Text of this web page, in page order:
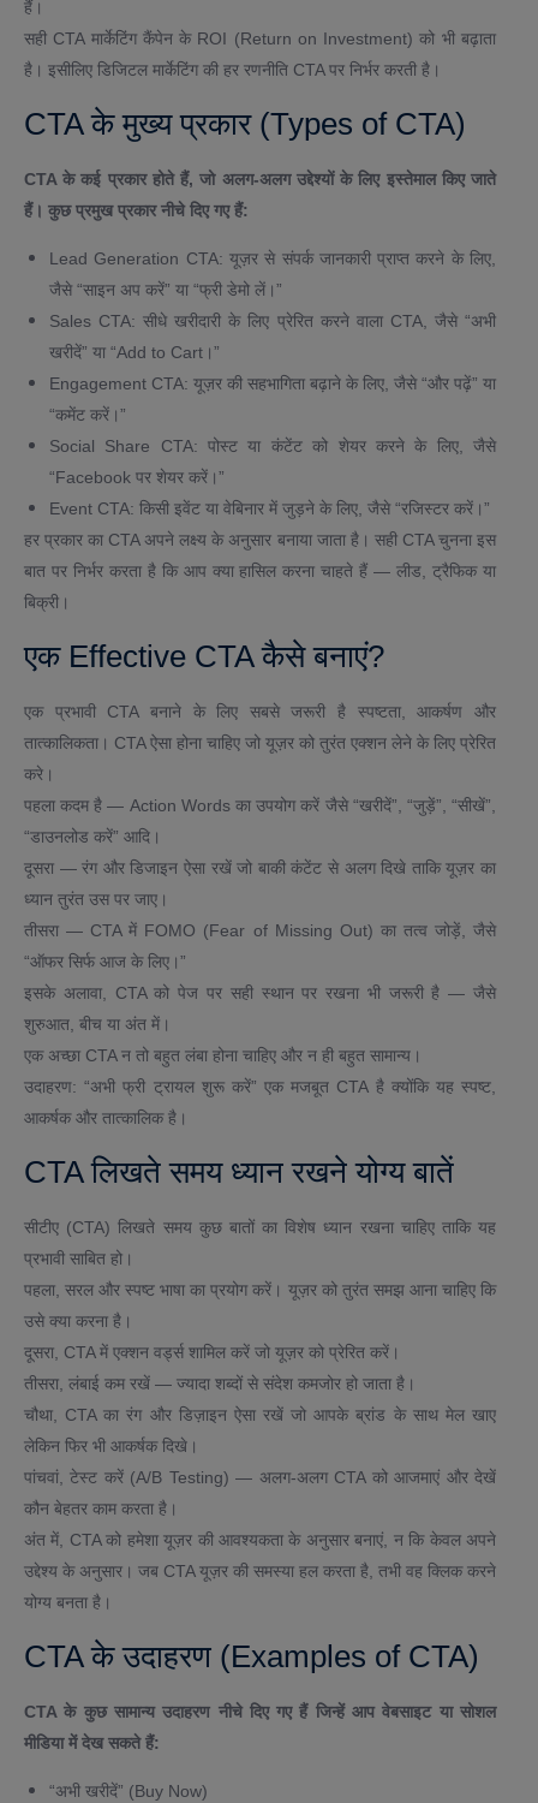
हैं।
सही CTA मार्केटिंग कैंपेन के ROI (Return on Investment) को भी बढ़ाता
है। इसीलिए डिजिटल मार्केटिंग की हर रणनीति CTA पर निर्भर करती है।
CTA के मुख्य प्रकार (Types of CTA)
CTA के कई प्रकार होते हैं, जो अलग-अलग उद्देश्यों के लिए इस्तेमाल किए जाते
हैं। कुछ प्रमुख प्रकार नीचे दिए गए हैं:
Lead Generation CTA: यूज़र से संपर्क जानकारी प्राप्त करने के लिए,
जैसे “साइन अप करें” या “फ्री डेमो लें।”
Sales CTA: सीधे खरीदारी के लिए प्रेरित करने वाला CTA, जैसे “अभी
खरीदें” या “Add to Cart।”
Engagement CTA: यूज़र की सहभागिता बढ़ाने के लिए, जैसे “और पढ़ें” या
“कमेंट करें।”
Social Share CTA: पोस्ट या कंटेंट को शेयर करने के लिए, जैसे
“Facebook पर शेयर करें।”
Event CTA: किसी इवेंट या वेबिनार में जुड़ने के लिए, जैसे “रजिस्टर करें।”
हर प्रकार का CTA अपने लक्ष्य के अनुसार बनाया जाता है। सही CTA चुनना इस
बात पर निर्भर करता है कि आप क्या हासिल करना चाहते हैं — लीड, ट्रैफिक या
बिक्री।
एक Effective CTA कैसे बनाएं?
एक प्रभावी CTA बनाने के लिए सबसे जरूरी है स्पष्टता, आकर्षण और
तात्कालिकता। CTA ऐसा होना चाहिए जो यूज़र को तुरंत एक्शन लेने के लिए प्रेरित
करे।
पहला कदम है — Action Words का उपयोग करें जैसे “खरीदें”, “जुड़ें”, “सीखें”,
“डाउनलोड करें” आदि।
दूसरा — रंग और डिजाइन ऐसा रखें जो बाकी कंटेंट से अलग दिखे ताकि यूज़र का
ध्यान तुरंत उस पर जाए।
तीसरा — CTA में FOMO (Fear of Missing Out) का तत्व जोड़ें, जैसे
“ऑफर सिर्फ आज के लिए।”
इसके अलावा, CTA को पेज पर सही स्थान पर रखना भी जरूरी है — जैसे
शुरुआत, बीच या अंत में।
एक अच्छा CTA न तो बहुत लंबा होना चाहिए और न ही बहुत सामान्य।
उदाहरण: “अभी फ्री ट्रायल शुरू करें” एक मजबूत CTA है क्योंकि यह स्पष्ट,
आकर्षक और तात्कालिक है।
CTA लिखते समय ध्यान रखने योग्य बातें
सीटीए (CTA) लिखते समय कुछ बातों का विशेष ध्यान रखना चाहिए ताकि यह
प्रभावी साबित हो।
पहला, सरल और स्पष्ट भाषा का प्रयोग करें। यूज़र को तुरंत समझ आना चाहिए कि
उसे क्या करना है।
दूसरा, CTA में एक्शन वर्ड्स शामिल करें जो यूज़र को प्रेरित करें।
तीसरा, लंबाई कम रखें — ज्यादा शब्दों से संदेश कमजोर हो जाता है।
चौथा, CTA का रंग और डिज़ाइन ऐसा रखें जो आपके ब्रांड के साथ मेल खाए
लेकिन फिर भी आकर्षक दिखे।
पांचवां, टेस्ट करें (A/B Testing) — अलग-अलग CTA को आजमाएं और देखें
कौन बेहतर काम करता है।
अंत में, CTA को हमेशा यूज़र की आवश्यकता के अनुसार बनाएं, न कि केवल अपने
उद्देश्य के अनुसार। जब CTA यूज़र की समस्या हल करता है, तभी वह क्लिक करने
योग्य बनता है।
CTA के उदाहरण (Examples of CTA)
CTA के कुछ सामान्य उदाहरण नीचे दिए गए हैं जिन्हें आप वेबसाइट या सोशल
मीडिया में देख सकते हैं:
“अभी खरीदें” (Buy Now)